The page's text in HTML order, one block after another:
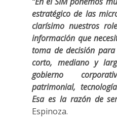
estratégico de las
clarísimo nuestros
información que
toma de decisión
corto, mediano y
gobierno
patrimonial,
Esa es la razón de
Espinoza.